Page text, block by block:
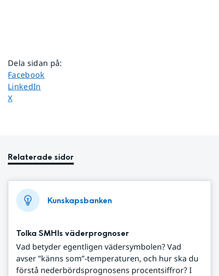
Dela sidan på:
Dela sidan på
Facebook
Dela sidan på
LinkedIn
Dela sidan på
X
Relaterade sidor
Kunskapsbanken
Tolka SMHIs väderprognoser
Vad betyder egentligen vädersymbolen? Vad
avser ”känns som”-temperaturen, och hur ska du
förstå nederbördsprognosens procentsiffror? I